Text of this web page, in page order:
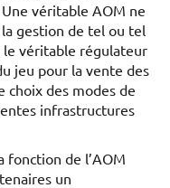
véritable AOM ne
gestion de tel ou tel
véritable régulateur
jeu pour la vente des
choix des modes de
infrastructures
fonction de l’AOM
un